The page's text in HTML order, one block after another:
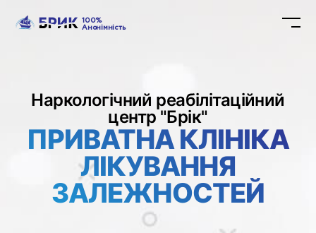
100%
Анонімність
Наркологічний реабілітаційний
центр "Брік"
ПРИВАТНА КЛІНІКА
ЛІКУВАННЯ
ЗАЛЕЖНОСТЕЙ